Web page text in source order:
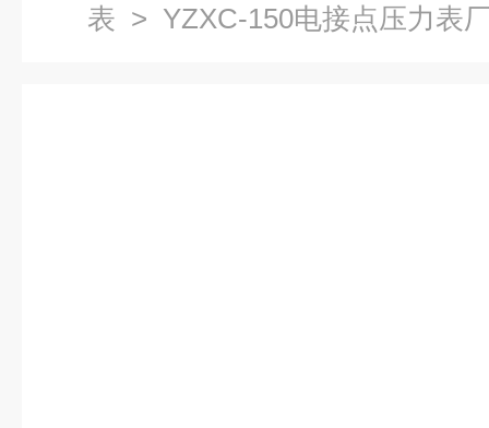
表 > YZXC-150电接点压力表